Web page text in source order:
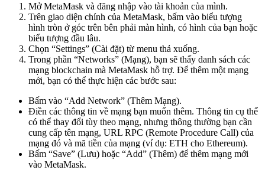
Mở MetaMask và đăng nhập vào tài khoản của mình.
Trên giao diện chính của MetaMask, bấm vào biểu tượng
hình tròn ở góc trên bên phải màn hình, có hình của bạn hoặc
biểu tượng đầu lâu.
Chọn “Settings” (Cài đặt) từ menu thả xuống.
Trong phần “Networks” (Mạng), bạn sẽ thấy danh sách các
mạng blockchain mà MetaMask hỗ trợ. Để thêm một mạng
mới, bạn có thể thực hiện các bước sau:
Bấm vào “Add Network” (Thêm Mạng).
Điền các thông tin về mạng bạn muốn thêm. Thông tin cụ thể
có thể thay đổi tùy theo mạng, nhưng thông thường bạn cần
cung cấp tên mạng, URL RPC (Remote Procedure Call) của
mạng đó và mã tiền của mạng (ví dụ: ETH cho Ethereum).
Bấm “Save” (Lưu) hoặc “Add” (Thêm) để thêm mạng mới
vào MetaMask.